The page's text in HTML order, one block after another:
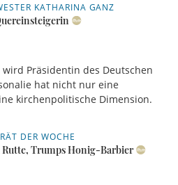
KATHARINA GANZ
Präsidentin des Deutschen
hat nicht nur eine
kirchenpolitische Dimension.
DER WOCHE
Trumps Honig-Barbier